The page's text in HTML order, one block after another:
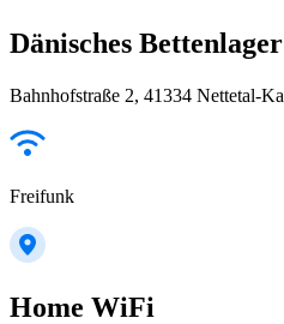
Dänisches Bettenlager
Freifunk
Home WiFi